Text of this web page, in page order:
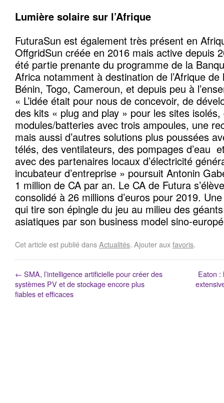
Lumière solaire sur l’Afrique
FuturaSun est également très présent en
OffgridSun créée en 2016 mais active depuis
été partie prenante du programme de la
Africa notamment à destination de l’Afrique de
Bénin, Togo, Cameroun, et depuis peu à
« L’idée était pour nous de concevoir, de
des kits « plug and play » pour les sites
modules/batteries avec trois ampoules, une
mais aussi d’autres solutions plus poussées
télés, des ventilateurs, des pompages d’eau
avec des partenaires locaux d’électricité
incubateur d’entreprise » poursuit Antonin
1 million de CA par an. Le CA de Futura
consolidé à 26 millions d’euros pour 2019.
qui tire son épingle du jeu au milieu des
asiatiques par son business model sino-
Cet article est publié dansActualités. Ajouter auxfavoris.
← SMA, l’intelligence artificielle pour créer des
systèmes PV et de stockage encore plus
fiables et efficaces
Eaton :